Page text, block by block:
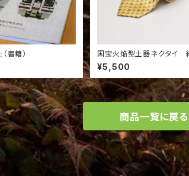
書籍）
国宝火焔型土器ネクタイ
0％ 212E
¥5,500
商品一覧に戻る